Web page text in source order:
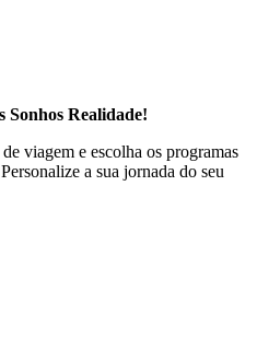
Sonhos Realidade!
viagem e escolha os programas
a sua jornada do seu